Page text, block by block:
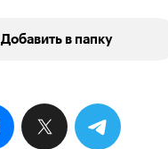
Добавить в папку